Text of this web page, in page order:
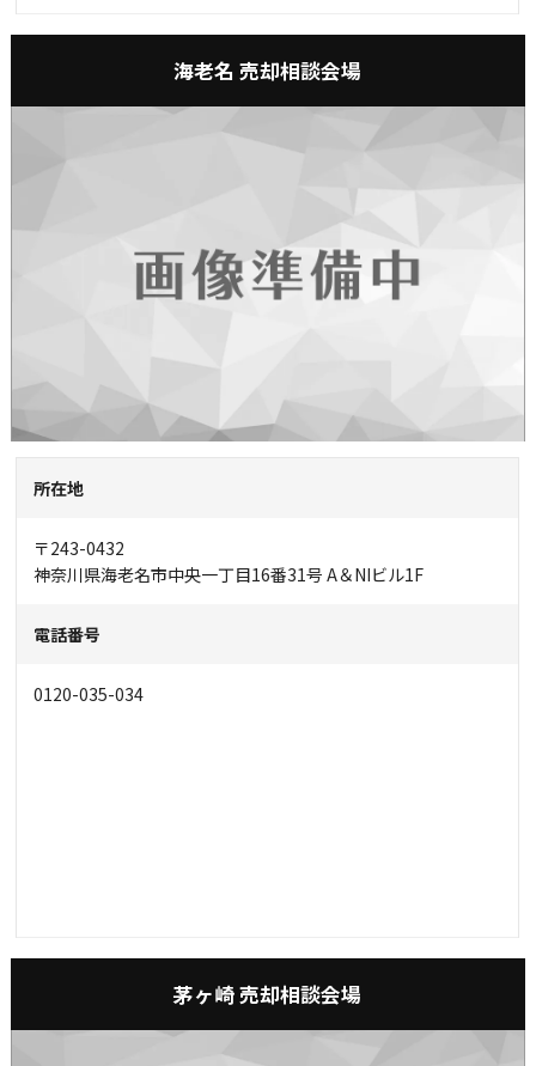
海老名 売却相談会場
所在地
〒243-0432
神奈川県海老名市中央一丁目16番31号 A＆NIビル1F
電話番号
0120-035-034
茅ヶ崎 売却相談会場